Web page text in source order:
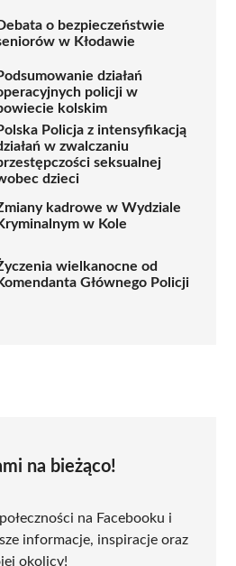
o bezpieczeństwie
w Kłodawie
działań
policji w
kolskim
Policja z intensyfikacją
w zwalczaniu
seksualnej
dzieci
kadrowe w Wydziale
w Kole
wielkanocne od
Głównego Policji
na bieżąco!
na Facebooku i
informacje, inspiracje oraz
okolicy!